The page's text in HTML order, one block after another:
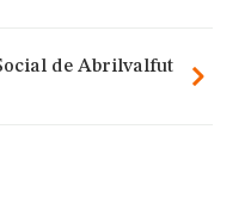
de Abrilvalfut